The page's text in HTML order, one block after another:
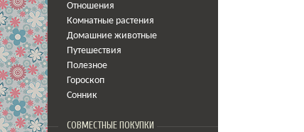
Отношения
Комнатные растения
Домашние животные
Путешествия
Полезное
Гороскоп
Сонник
СОВМЕСТНЫЕ ПОКУПКИ